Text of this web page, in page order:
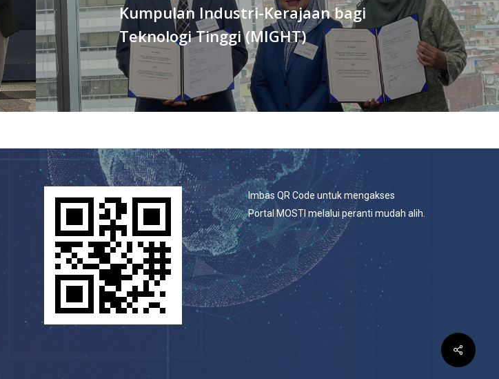
Kumpulan Industri-Kerajaan bagi
Teknologi Tinggi (MIGHT)
Imbas QR Code untuk mengakses
Portal MOSTI melalui peranti mudah alih.